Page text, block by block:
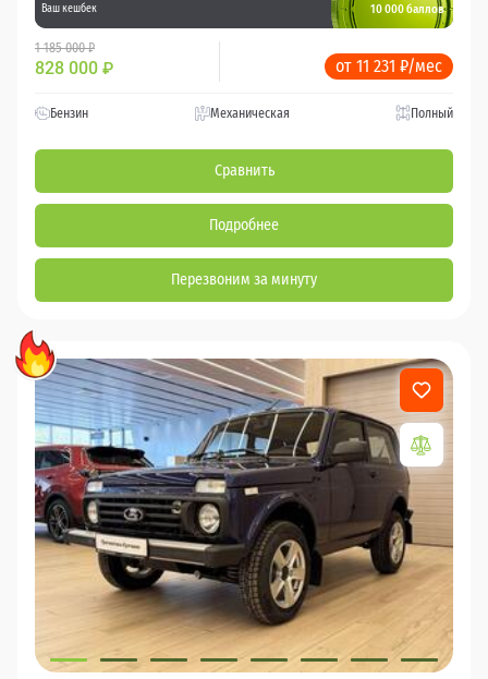
Ваш кешбек 10 000 баллов
1 185 000 ₽
828 000 ₽ от 11 231 ₽/мес
Бензин Механическая Полный
Сравнить
Подробнее
Перезвоним за минуту